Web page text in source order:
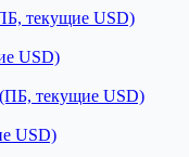
текущие USD)
USD)
(ПБ, текущие USD)
USD)